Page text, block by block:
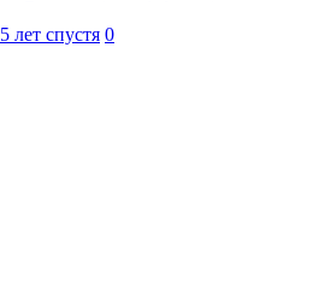
5 лет спустя 0